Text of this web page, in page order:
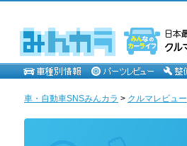
車・自動車SNSみんカラ > クルマレビュー